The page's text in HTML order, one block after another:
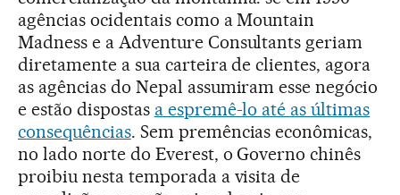
agências ocidentais como a Mountain
Madness e a Adventure Consultants geriam
diretamente a sua carteira de clientes, agora
as agências do Nepal assumiram esse negócio
e estão dispostas a espremê-lo até as últimas
consequências. Sem premências econômicas,
no lado norte do Everest, o Governo chinês
proibiu nesta temporada a visita de